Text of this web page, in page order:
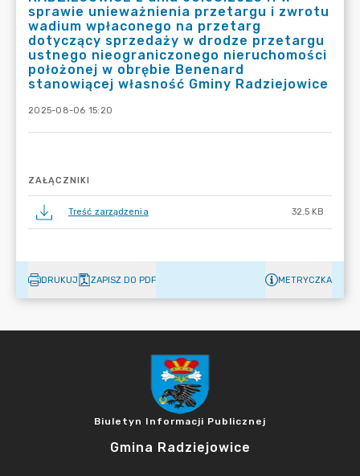
sprawie unieważnienia przetargu i zwrotu
wadium wpłaconego na przetarg
dotyczący sprzedaży w drodze przetargu
ustnego nieograniczonego nieruchomości
położonej w obrębie Benenard
stanowiącej własność Gminy Radziejowice
2025-08-06 15:20
ZAŁĄCZNIKI
Treść zarządzenia 32.5 KB
DRUKUJ ZAPISZ DO PDF METRYCZKA
Biuletyn Informacji Publicznej
Gmina Radziejowice